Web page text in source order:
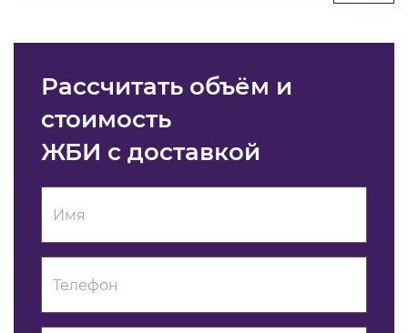
Рассчитать объём и
стоимость
ЖБИ с доставкой